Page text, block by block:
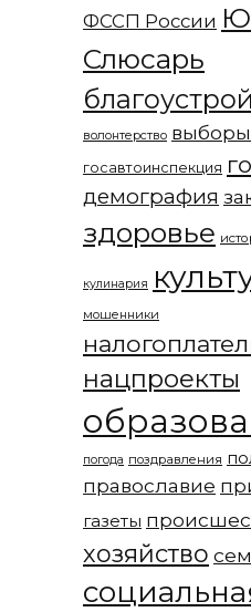
ФССП России
Слюсарь
волонтерство выборы
госавтоинспекция
демография
здоровье
кулинария
мошенники
нацпроекты
погода поздравления
православие
газеты
хозяйство